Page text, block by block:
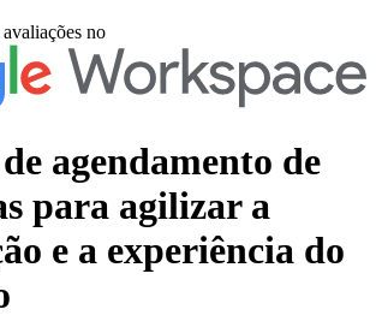
avaliações no
agendamento de
para agilizar a
e a experiência do